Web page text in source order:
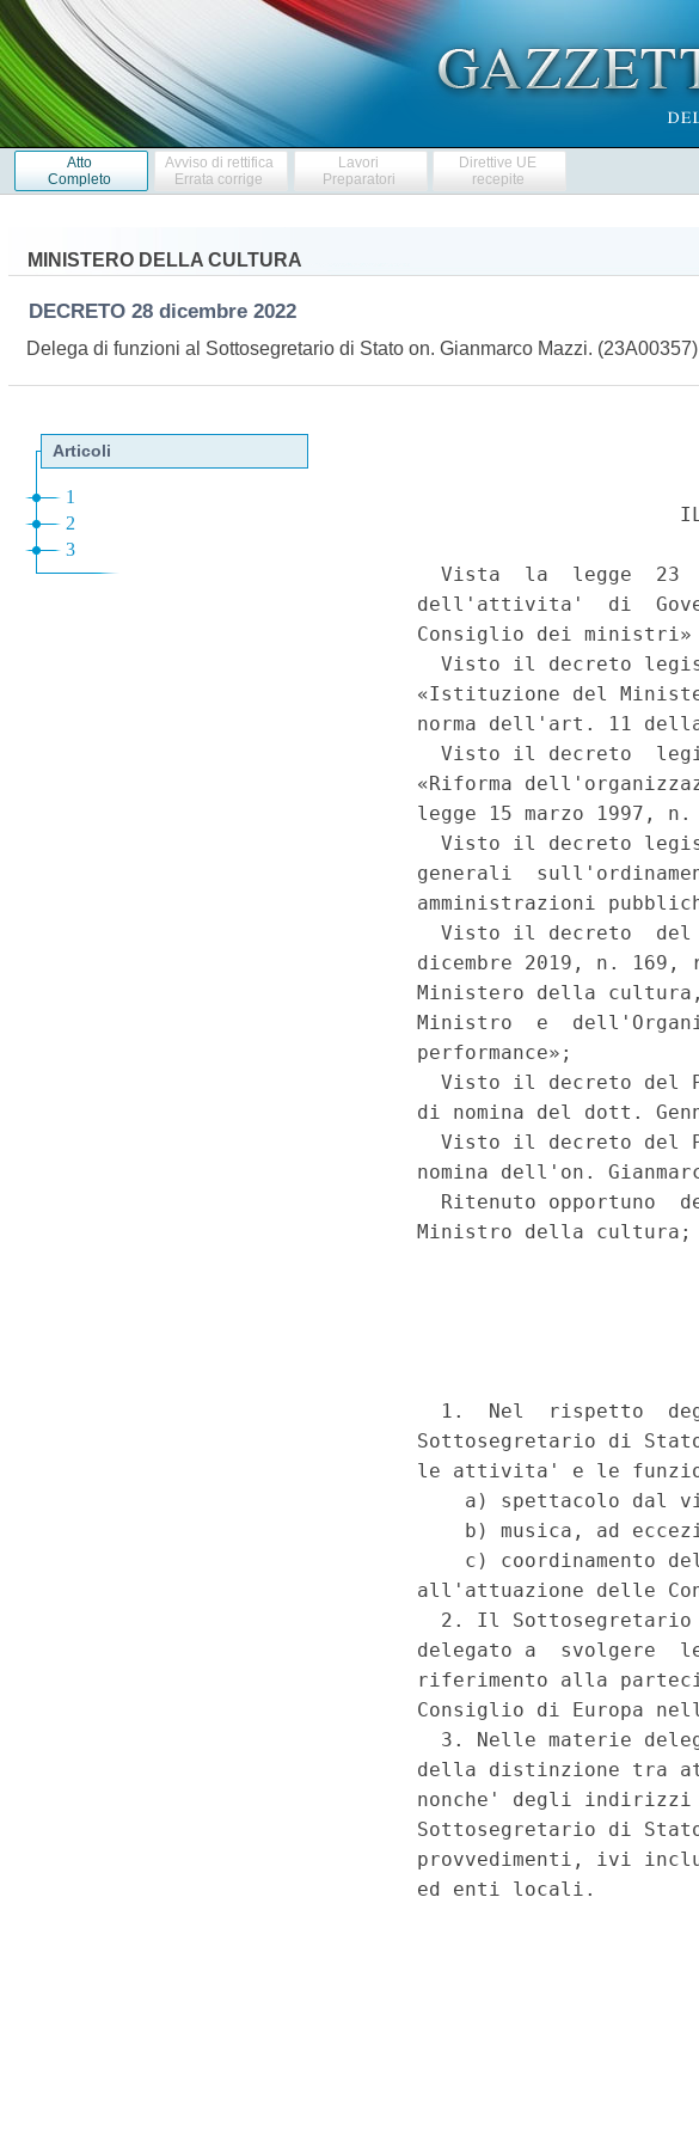
Atto
Completo
Avviso di rettifica
Errata corrige
Lavori
Preparatori
Direttive UE
recepite
MINISTERO DELLA CULTURA
DECRETO 28 dicembre 2022
Delega di funzioni al Sottosegretario di Stato on. Gianmarco Mazzi. (23A00357)